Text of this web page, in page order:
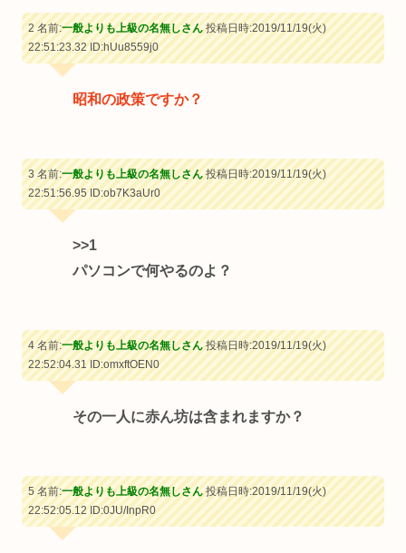
2 名前:一般よりも上級の名無しさん投稿日時:2019/11/19(火)
22:51:23.32ID:hUu8559j0
昭和の政策ですか？
3 名前:一般よりも上級の名無しさん投稿日時:2019/11/19(火)
22:51:56.95ID:ob7K3aUr0
>>1
パソコンで何やるのよ？
4 名前:一般よりも上級の名無しさん投稿日時:2019/11/19(火)
22:52:04.31ID:omxftOEN0
その一人に赤ん坊は含まれますか？
5 名前:一般よりも上級の名無しさん投稿日時:2019/11/19(火)
22:52:05.12ID:0JU/InpR0